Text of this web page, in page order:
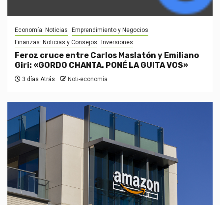
Economía: Noticias
Emprendimiento y Negocios
Finanzas: Noticias y Consejos
Inversiones
Feroz cruce entre Carlos Maslatón y Emiliano
Giri: «GORDO CHANTA. PONÉ LA GUITA VOS»
3 días Atrás Noti-economía